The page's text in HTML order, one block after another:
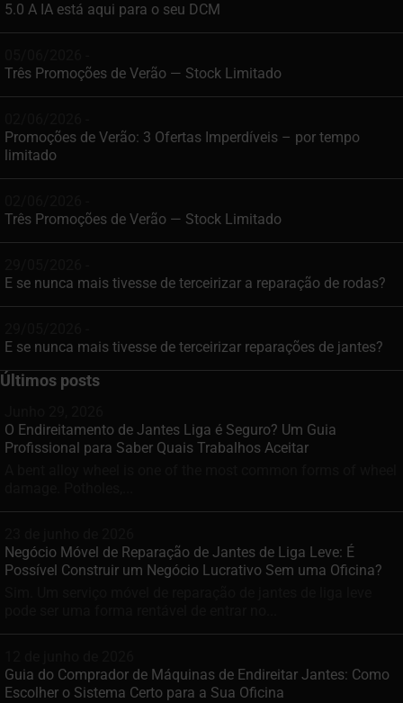
5.0 A IA está aqui para o seu DCM
Três Promoções de Verão — Stock Limitado
Promoções de Verão: 3 Ofertas Imperdíveis – por tempo
limitado
Três Promoções de Verão — Stock Limitado
E se nunca mais tivesse de terceirizar a reparação de rodas?
E se nunca mais tivesse de terceirizar reparações de jantes?
Últimos posts
O Endireitamento de Jantes Liga é Seguro? Um Guia
Profissional para Saber Quais Trabalhos Aceitar
Negócio Móvel de Reparação de Jantes de Liga Leve: É
Possível Construir um Negócio Lucrativo Sem uma Oficina?
Guia do Comprador de Máquinas de Endireitar Jantes: Como
Escolher o Sistema Certo para a Sua Oficina